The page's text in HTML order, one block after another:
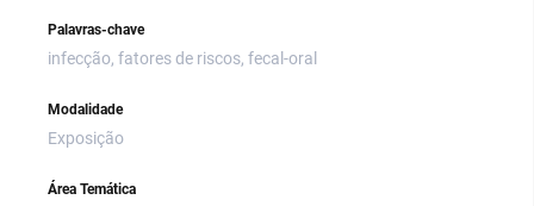
Palavras-chave
infecção, fatores de riscos, fecal-oral
Modalidade
Exposição
Área Temática